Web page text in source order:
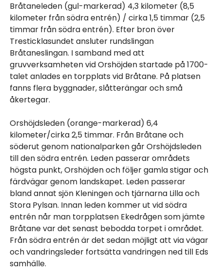
Bråtaneleden (gul-markerad) 4,3 kilometer (8,5
kilometer från södra entrén) / cirka 1,5 timmar (2,5
timmar från södra entrén). Efter bron över
Tresticklasundet ansluter rundslingan
Bråtaneslingan. I samband med att
gruvverksamheten vid Orshöjden startade på 1700-
talet anlades en torpplats vid Bråtane. På platsen
fanns flera byggnader, slåtterängar och små
åkertegar.
Orshöjdsleden (orange-markerad) 6,4
kilometer/cirka 2,5 timmar. Från Bråtane och
söderut genom nationalparken går Orshöjdsleden
till den södra entrén. Leden passerar områdets
högsta punkt, Orshöjden och följer gamla stigar och
färdvägar genom landskapet. Leden passerar
bland annat sjön Kleningen och tjärnarna Lilla och
Stora Pylsan. Innan leden kommer ut vid södra
entrén når man torpplatsen Ekedrågen som jämte
Bråtane var det senast bebodda torpet i området.
Från södra entrén är det sedan möjligt att via vägar
och vandringsleder fortsätta vandringen ned till Eds
samhälle.